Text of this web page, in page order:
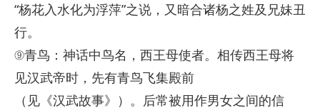
“杨花入水化为浮萍”之说，又暗合诸杨之姓及兄妹丑
行。
⑨青鸟：神话中鸟名，西王母使者。相传西王母将
见汉武帝时，先有青鸟飞集殿前
（见《汉武故事》）。后常被用作男女之间的信